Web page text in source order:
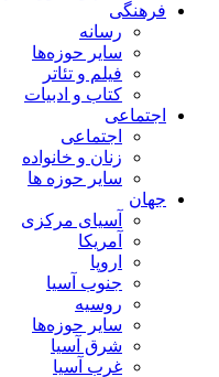
فرهنگی
رسانه
سایر حوزه‌ها
فیلم و تئاتر
کتاب و ادبیات
اجتماعی
اجتماعی
زنان و خانواده
سایر حوزه ها
جهان
آسیای مرکزی
آمریکا
اروپا
جنوب آسیا
روسیه
سایر حوزه‌ها
شرق آسیا
غرب آسیا